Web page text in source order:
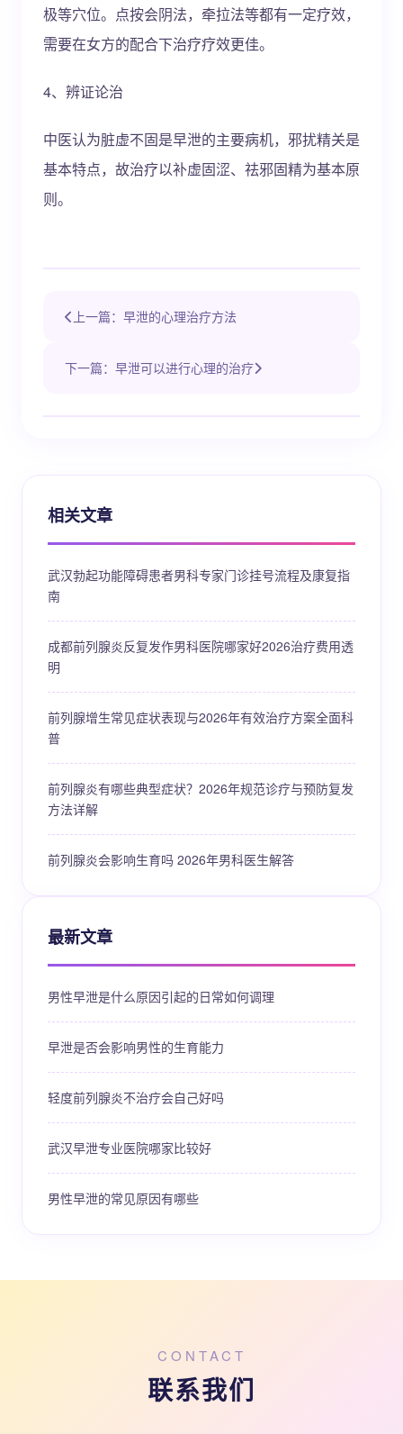
极等穴位。点按会阴法，牵拉法等都有一定疗效，
需要在女方的配合下治疗疗效更佳。
4、辨证论治
中医认为脏虚不固是早泄的主要病机，邪扰精关是
基本特点，故治疗以补虚固涩、祛邪固精为基本原
则。
上一篇：早泄的心理治疗方法
下一篇：早泄可以进行心理的治疗
相关文章
武汉勃起功能障碍患者男科专家门诊挂号流程及康复指
南
成都前列腺炎反复发作男科医院哪家好2026治疗费用透
明
前列腺增生常见症状表现与2026年有效治疗方案全面科
普
前列腺炎有哪些典型症状？2026年规范诊疗与预防复发
方法详解
前列腺炎会影响生育吗 2026年男科医生解答
最新文章
男性早泄是什么原因引起的日常如何调理
早泄是否会影响男性的生育能力
轻度前列腺炎不治疗会自己好吗
武汉早泄专业医院哪家比较好
男性早泄的常见原因有哪些
CONTACT
联系我们